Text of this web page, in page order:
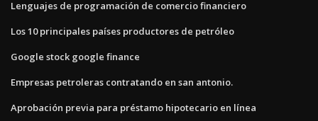
Lenguajes de programación de comercio financiero
Los 10 principales países productores de petróleo
Google stock google finance
Empresas petroleras contratando en san antonio.
Aprobación previa para préstamo hipotecario en línea